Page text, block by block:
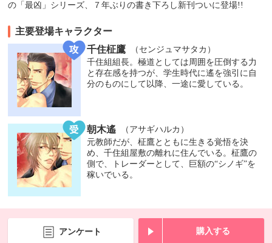
の「最凶」シリーズ、７年ぶりの書き下ろし新刊ついに登場!!
主要登場キャラクター
千住柾鷹
（センジュマサタカ）
千住組組長。極道としては周囲を圧倒する力
と存在感を持つが、学生時代に遙を強引に自
分のものにして以降、一途に愛している。
朝木遙
（アサギハルカ）
元教師だが、柾鷹とともに生きる覚悟を決
め、千住組屋敷の離れに住んでいる。柾鷹の
側で、トレーダーとして、巨額の“シノギ”を
稼いでいる。
アンケート 購入する